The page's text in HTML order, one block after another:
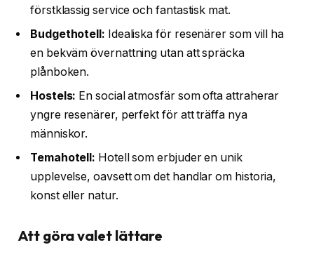
förstklassig service och fantastisk mat.
Budgethotell: Idealiska för resenärer som vill ha
en bekväm övernattning utan att spräcka
plånboken.
Hostels: En social atmosfär som ofta attraherar
yngre resenärer, perfekt för att träffa nya
människor.
Temahotell: Hotell som erbjuder en unik
upplevelse, oavsett om det handlar om historia,
konst eller natur.
Att göra valet lättare